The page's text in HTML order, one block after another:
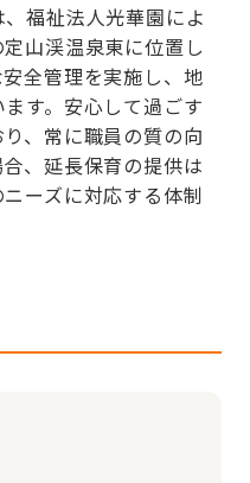
福祉法人光華園によ
山渓温泉東に位置し
全管理を実施し、地
す。安心して過ごす
、常に職員の質の向
、延長保育の提供は
ーズに対応する体制